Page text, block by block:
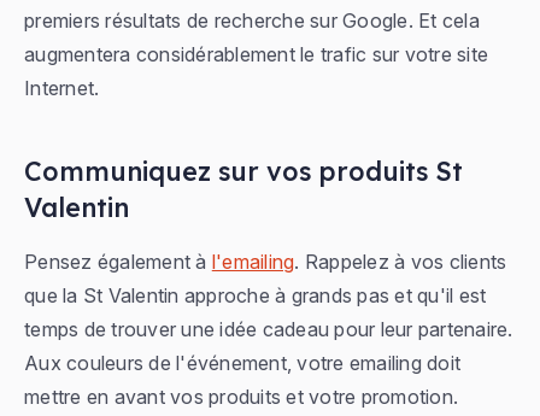
premiers résultats de recherche sur Google. Et cela
augmentera considérablement le trafic sur votre site
Internet.
Communiquez sur vos produits St
Valentin
Pensez également à l'emailing. Rappelez à vos clients
que la St Valentin approche à grands pas et qu'il est
temps de trouver une idée cadeau pour leur partenaire.
Aux couleurs de l'événement, votre emailing doit
mettre en avant vos produits et votre promotion.